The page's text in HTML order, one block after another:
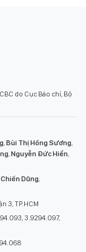
do Cục Báo chí, Bộ
,Bùi Thị Hồng Sương,
,Nguyễn Đức Hiển,
Dũng,
3, TP.HCM
3.9294.097,